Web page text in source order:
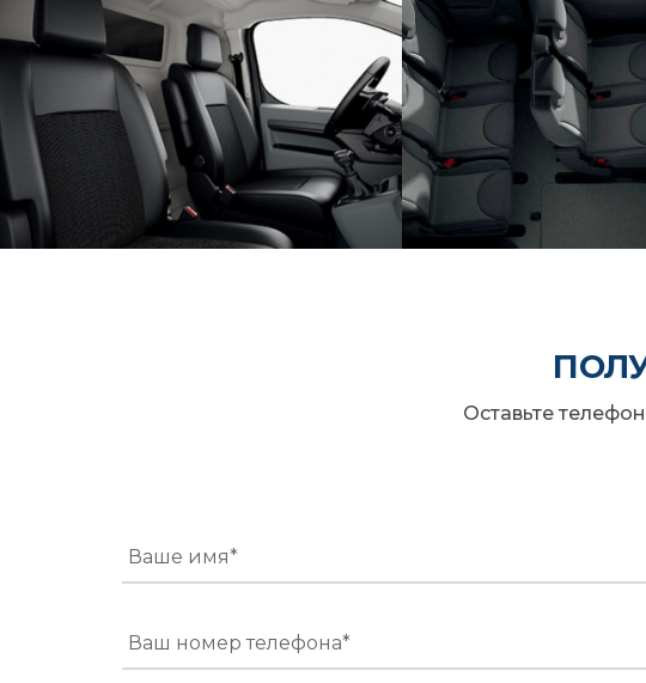
УДОБСТВО
Регклировки водительского сиденья по
высоте
СИСТЕМА
Система
позволяет
Оставьте
Ваше имя*
Ваш номер телефона*